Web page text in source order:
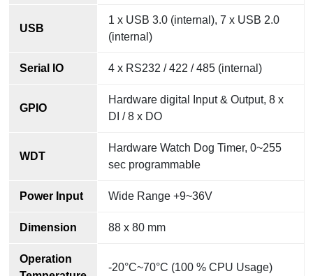
USB
1 x USB 3.0 (internal), 7 x USB 2.0
(internal)
Serial IO 4 x RS232 / 422 / 485 (internal)
GPIO
Hardware digital Input & Output, 8 x
DI / 8 x DO
WDT
Hardware Watch Dog Timer, 0~255
sec programmable
Power Input Wide Range +9~36V
Dimension 88 x 80 mm
Operation
-20°C~70°C (100 % CPU Usage)